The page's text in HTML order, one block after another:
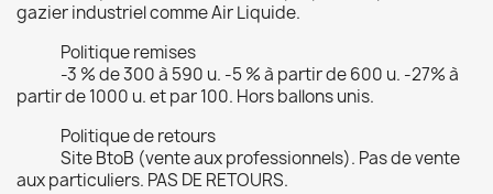
gazier industriel comme Air Liquide.
Politique remises
-3 % de 300 à 590 u. -5 % à partir de 600 u. -27% à
partir de 1000 u. et par 100. Hors ballons unis.
Politique de retours
Site BtoB (vente aux professionnels). Pas de vente
aux particuliers. PAS DE RETOURS.